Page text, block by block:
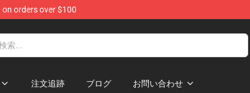
orders over $100
注文追跡 ブログ お問い合わせ